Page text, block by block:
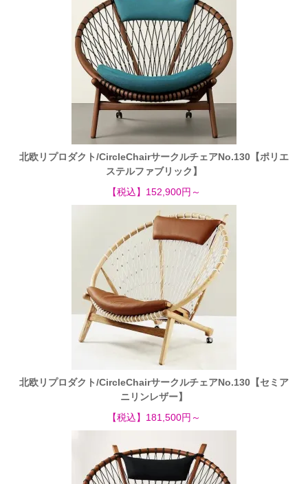
北欧リプロダクト/CircleChairサークルチェアNo.130【ポリエ
ステルファブリック】
【税込】152,900円～
北欧リプロダクト/CircleChairサークルチェアNo.130【セミア
ニリンレザー】
【税込】181,500円～